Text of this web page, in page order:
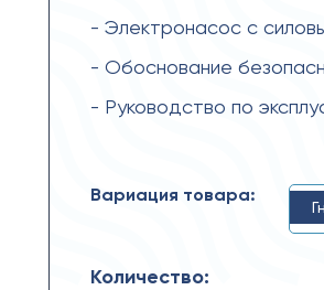
- Электронасос с
- Обоснование
- Руководство по
Вариация товара:
Количество: